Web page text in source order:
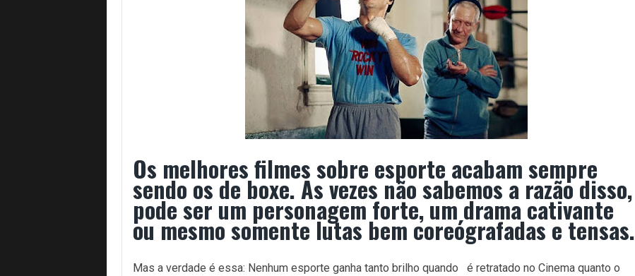
Autores nacionais também marcam presença na Bienal do Livro
Livros nacionais para ler antes da Bienal Internacional do Livro do Rio de Janeiro
Café com Gibi 90: Piores Séries de 2024
Do Delírio ao Domínio de Warley Rangel
Os melhores filmes sobre esporte acabam sempre
sendo os de boxe. As vezes não sabemos a razão disso,
pode ser um personagem forte, um drama cativante
ou mesmo somente lutas bem coreógrafadas e tensas.
Mas a verdade é essa: Nenhum esporte ganha tanto brilho quando é retratado no Cinema quanto o